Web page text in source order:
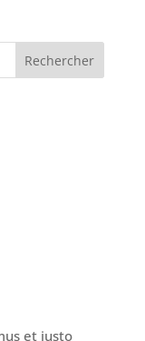
Rechercher
et iusto